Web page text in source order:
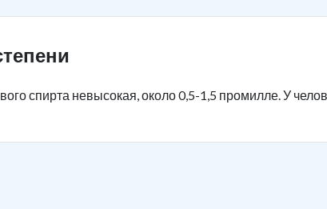
спирта невысокая, около 0,5-1,5 промилле. У